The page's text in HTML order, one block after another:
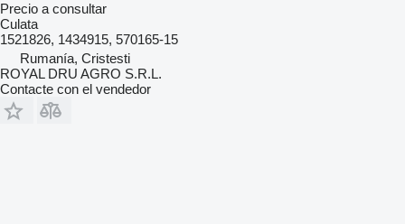
Precio a consultar
Culata
1521826, 1434915, 570165-15
Rumanía, Cristesti
ROYAL DRU AGRO S.R.L.
Contacte con el vendedor